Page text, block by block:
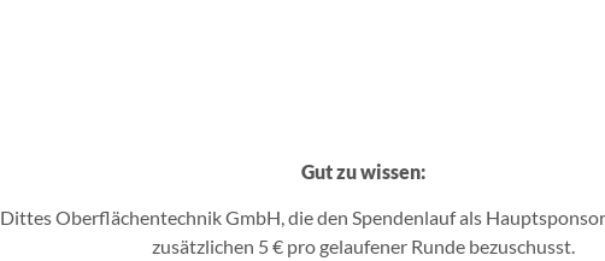
Gut zu wissen:
Dittes Oberflächentechnik GmbH, die den Spendenlauf als
zusätzlichen 5 € pro gelaufener Runde bezuschusst.